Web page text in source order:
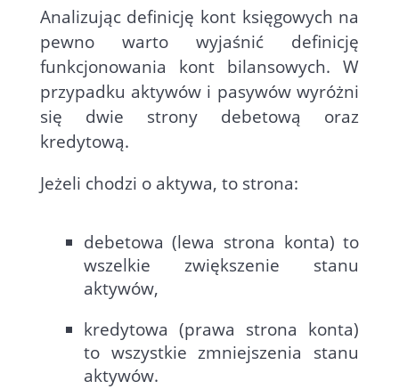
Analizując definicję kont księgowych na
pewno warto wyjaśnić definicję
funkcjonowania kont bilansowych. W
przypadku aktywów i pasywów wyróżni
się dwie strony debetową oraz
kredytową.
Jeżeli chodzi o aktywa, to strona:
debetowa (lewa strona konta) to
wszelkie zwiększenie stanu
aktywów,
kredytowa (prawa strona konta)
to wszystkie zmniejszenia stanu
aktywów.